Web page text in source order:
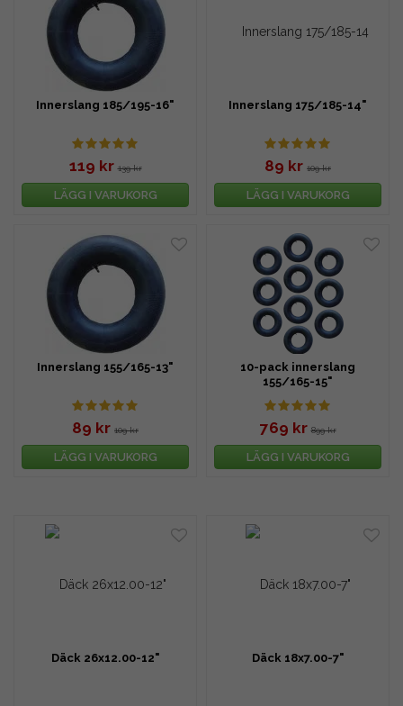
Innerslang 185/195-16"
119 kr 139 kr
LÄGG I VARUKORG
Innerslang 175/185-14"
89 kr 109 kr
LÄGG I VARUKORG
Innerslang 155/165-13"
89 kr 109 kr
LÄGG I VARUKORG
10-pack innerslang
155/165-15"
769 kr 899 kr
LÄGG I VARUKORG
Däck 26x12.00-12" Däck 18x7.00-7"